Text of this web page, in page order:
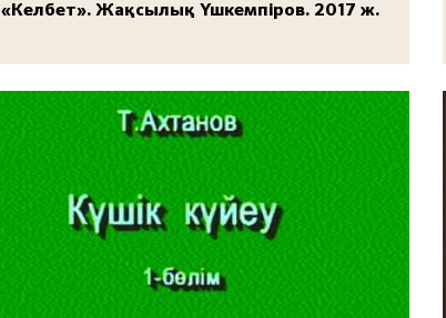
«Келбет». Жақсылық Үшкемпіров. 2017 ж.